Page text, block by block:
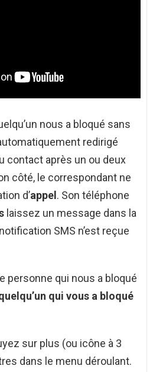
nous a bloqué sans
redirigé
contact après un ou deux
côté, le correspondant ne
d’appel. Son téléphone
laissez un message dans la
SMS n’est reçue
personne qui nous a bloqué
qui vous a bloqué
sur plus (ou icône à 3
dans le menu déroulant.